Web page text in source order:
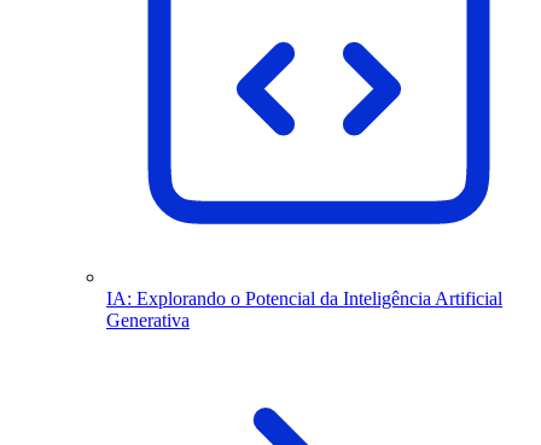
IA: Explorando o Potencial da Inteligência Artificial
Generativa